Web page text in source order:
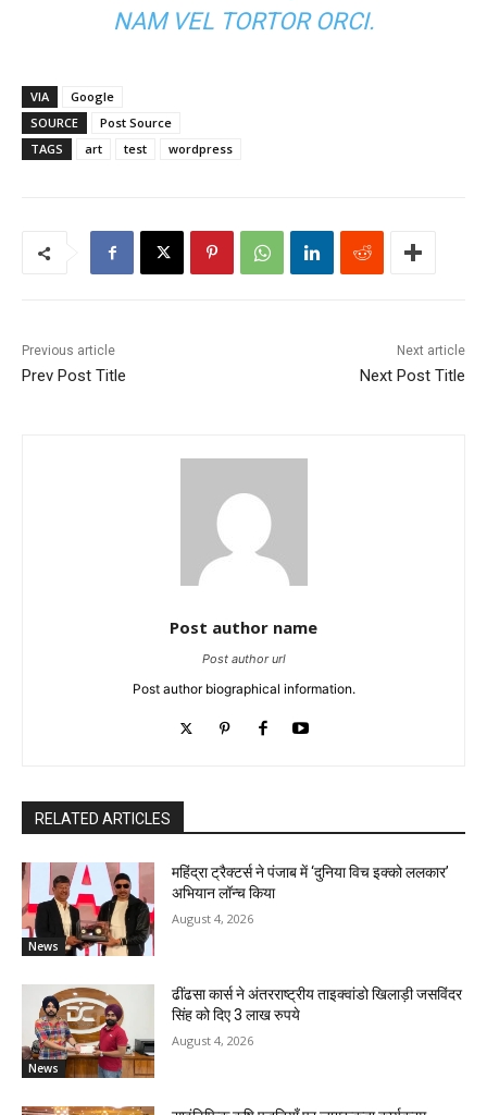
NAM VEL TORTOR ORCI.
VIA
Google
SOURCE
Post Source
TAGS
art test wordpress
Previous article
Prev Post Title
Next article
Next Post Title
Post author name
Post author url
Post author biographical information.
RELATED ARTICLES
News
महिंद्रा ट्रैक्टर्स ने पंजाब में ‘दुनिया विच इक्को ललकार’
अभियान लॉन्च किया
August 4, 2026
News
ढींढसा कार्स ने अंतरराष्ट्रीय ताइक्वांडो खिलाड़ी जसविंदर
सिंह को दिए 3 लाख रुपये
August 4, 2026